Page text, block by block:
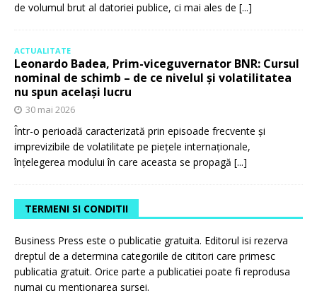
de volumul brut al datoriei publice, ci mai ales de [...]
ACTUALITATE
Leonardo Badea, Prim-viceguvernator BNR: Cursul
nominal de schimb – de ce nivelul și volatilitatea
nu spun același lucru
30 mai 2026
Într-o perioadă caracterizată prin episoade frecvente și
imprevizibile de volatilitate pe piețele internaționale,
înțelegerea modului în care aceasta se propagă [...]
TERMENI SI CONDITII
Business Press este o publicatie gratuita. Editorul isi rezerva
dreptul de a determina categoriile de cititori care primesc
publicatia gratuit. Orice parte a publicatiei poate fi reprodusa
numai cu mentionarea sursei.